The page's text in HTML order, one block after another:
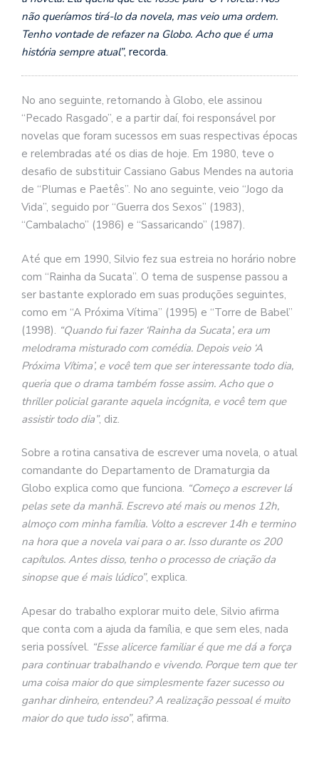
não queríamos tirá-lo da novela, mas veio uma ordem.
Tenho vontade de refazer na Globo. Acho que é uma
história sempre atual”, recorda.
No ano seguinte, retornando à Globo, ele assinou
“Pecado Rasgado”, e a partir daí, foi responsável por
novelas que foram sucessos em suas respectivas épocas
e relembradas até os dias de hoje. Em 1980, teve o
desafio de substituir Cassiano Gabus Mendes na autoria
de “Plumas e Paetês”. No ano seguinte, veio “Jogo da
Vida”, seguido por “Guerra dos Sexos” (1983),
“Cambalacho” (1986) e “Sassaricando” (1987).
Até que em 1990, Silvio fez sua estreia no horário nobre
com “Rainha da Sucata”. O tema de suspense passou a
ser bastante explorado em suas produções seguintes,
como em “A Próxima Vítima” (1995) e “Torre de Babel”
(1998). “Quando fui fazer ‘Rainha da Sucata’, era um
melodrama misturado com comédia. Depois veio ‘A
Próxima Vítima’, e você tem que ser interessante todo dia,
queria que o drama também fosse assim. Acho que o
thriller policial garante aquela incógnita, e você tem que
assistir todo dia”, diz.
Sobre a rotina cansativa de escrever uma novela, o atual
comandante do Departamento de Dramaturgia da
Globo explica como que funciona. “Começo a escrever lá
pelas sete da manhã. Escrevo até mais ou menos 12h,
almoço com minha família. Volto a escrever 14h e termino
na hora que a novela vai para o ar. Isso durante os 200
capítulos. Antes disso, tenho o processo de criação da
sinopse que é mais lúdico”, explica.
Apesar do trabalho explorar muito dele, Silvio afirma
que conta com a ajuda da família, e que sem eles, nada
seria possível. “Esse alicerce familiar é que me dá a força
para continuar trabalhando e vivendo. Porque tem que ter
uma coisa maior do que simplesmente fazer sucesso ou
ganhar dinheiro, entendeu? A realização pessoal é muito
maior do que tudo isso”, afirma.